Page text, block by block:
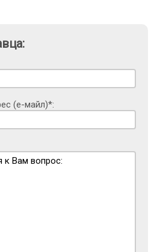
(е-майл)*: